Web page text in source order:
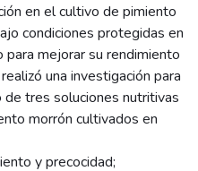
en el cultivo de pimiento
condiciones protegidas en
mejorar su rendimiento
una investigación para
tres soluciones nutritivas
morrón cultivados en
y precocidad;